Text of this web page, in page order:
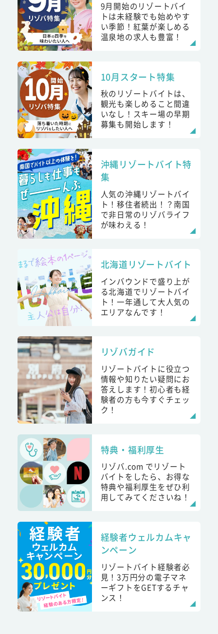
9月開始のリゾートバイ
トは未経験でも始めやす
い季節！紅葉が楽しめる
温泉地の求人も豊富！
10月スタート特集
秋のリゾートバイトは、
観光も楽しめること間違
いなし！スキー場の早期
募集も開始します！
沖縄リゾートバイト特
集
人気の沖縄リゾートバイ
ト！移住者続出！？南国
で非日常のリゾバライフ
が味わえる！
北海道リゾートバイト
インバウンドで盛り上が
る北海道でリゾートバイ
ト！一年通して大人気の
エリアなんです！
リゾバガイド
リゾートバイトに役立つ
情報や知りたい疑問にお
答えします！初心者も経
験者の方も今すぐチェッ
ク！
特典・福利厚生
リゾバ.com でリゾート
バイトをしたら、お得な
特典や福利厚生をぜひ利
用してみてくださいね！
経験者ウェルカムキャ
ンペーン
リゾートバイト経験者必
見！3万円分の電子マネ
ーギフトをGETするチャ
ンス！